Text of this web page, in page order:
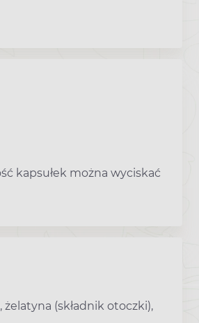
kapsułek można wyciskać
(składnik otoczki),